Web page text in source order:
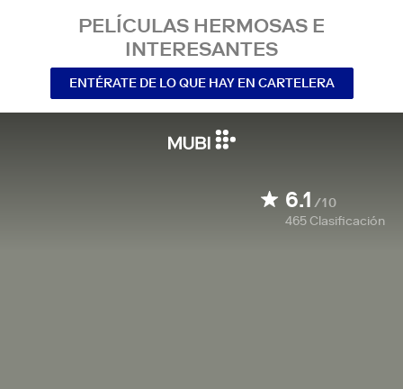
PELÍCULAS HERMOSAS E
INTERESANTES
ENTÉRATE DE LO QUE HAY EN CARTELERA
6.1 /10
465Clasificación